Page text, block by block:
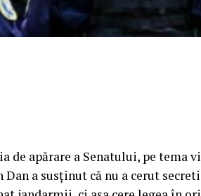
de apărare a Senatului, pe tema
a susţinut că nu a cerut